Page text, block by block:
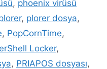
, phoenix virüsü
, plorer dosya,
, PopCornTime,
Locker,
, PRIAPOS dosyası,